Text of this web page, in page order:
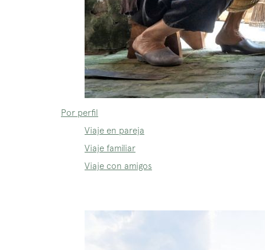
Por perfil
Viaje en pareja
Viaje familiar
Viaje con amigos